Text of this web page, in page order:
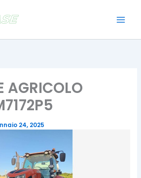
AGRICOLO
24, 2025